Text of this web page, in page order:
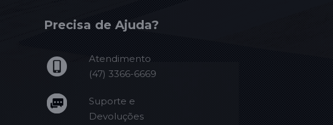
Precisa de Ajuda?
Atendimento
(47) 3366-6669
Suporte e
Devoluções